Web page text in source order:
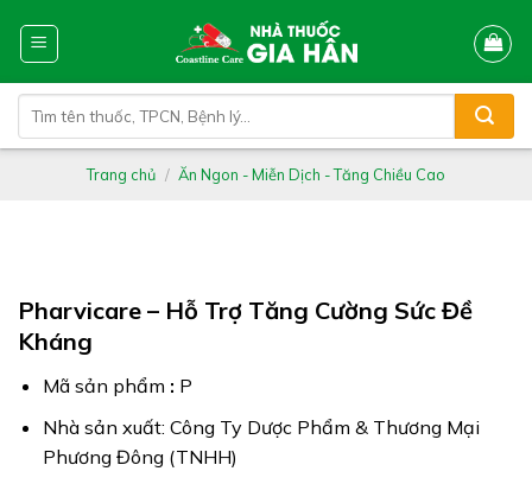
kiếm:
Trang chủ / Ăn Ngon - Miễn Dịch - Tăng Chiều Cao
Pharvicare – Hỗ Trợ Tăng Cường Sức Đề
Kháng
Mã sản phẩm : P
Nhà sản xuất: Công Ty Dược Phẩm & Thương Mại
Phương Đông (TNHH)